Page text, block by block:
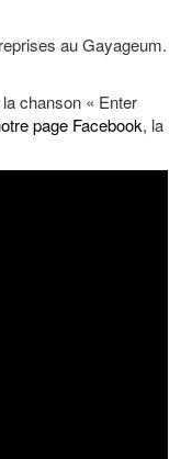
au Gayageum.
chanson « Enter
page Facebook, la